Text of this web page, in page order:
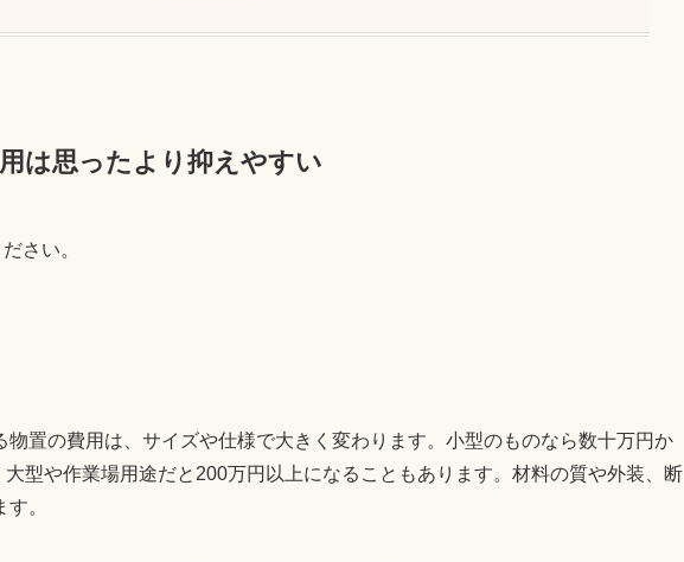
は思ったより抑えやすい
さい。
置の費用は、サイズや仕様で大きく変わります。小型のものなら数十万円か
型や作業場用途だと200万円以上になることもあります。材料の質や外装、断
。